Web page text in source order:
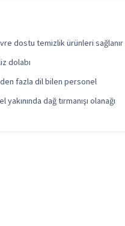
dostu temizlik ürünleri sağlanır
dolabı
fazla dil bilen personel
yakınında dağ tırmanışı olanağı